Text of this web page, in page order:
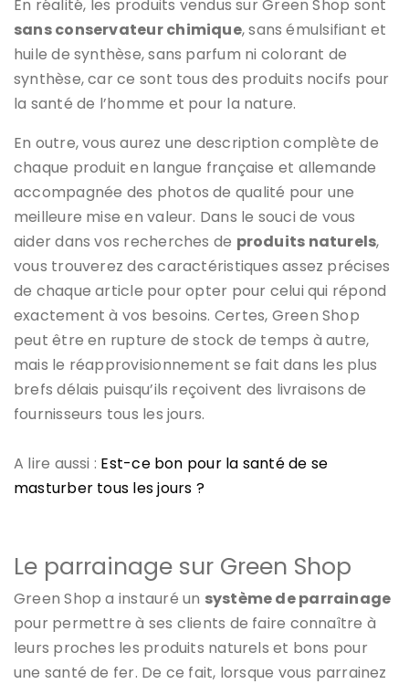
En réalité, les produits vendus sur Green Shop sont
sans conservateur chimique, sans émulsifiant et
huile de synthèse, sans parfum ni colorant de
synthèse, car ce sont tous des produits nocifs pour
la santé de l’homme et pour la nature.
En outre, vous aurez une description complète de
chaque produit en langue française et allemande
accompagnée des photos de qualité pour une
meilleure mise en valeur. Dans le souci de vous
aider dans vos recherches de produits naturels,
vous trouverez des caractéristiques assez précises
de chaque article pour opter pour celui qui répond
exactement à vos besoins. Certes, Green Shop
peut être en rupture de stock de temps à autre,
mais le réapprovisionnement se fait dans les plus
brefs délais puisqu’ils reçoivent des livraisons de
fournisseurs tous les jours.
A lire aussi : Est-ce bon pour la santé de se
masturber tous les jours ?
Le parrainage sur Green Shop
Green Shop a instauré un système de parrainage
pour permettre à ses clients de faire connaître à
leurs proches les produits naturels et bons pour
une santé de fer. De ce fait, lorsque vous parrainez